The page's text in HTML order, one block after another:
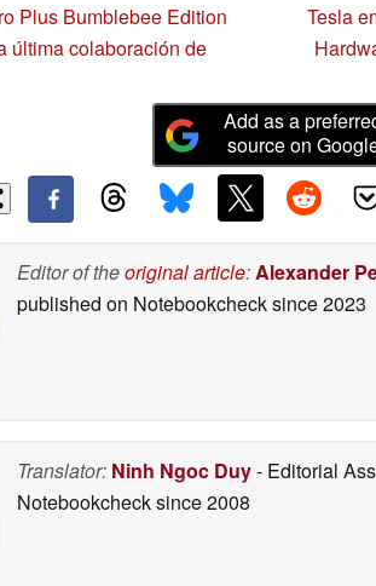
Plus Bumblebee Edition
última colaboración de
Tesla
Add as a
source on
Editor of theoriginal article:Alexander
published on Notebookchecksince 2023
Translator: Ninh Ngoc Duy- Editorial
Notebookchecksince 2008